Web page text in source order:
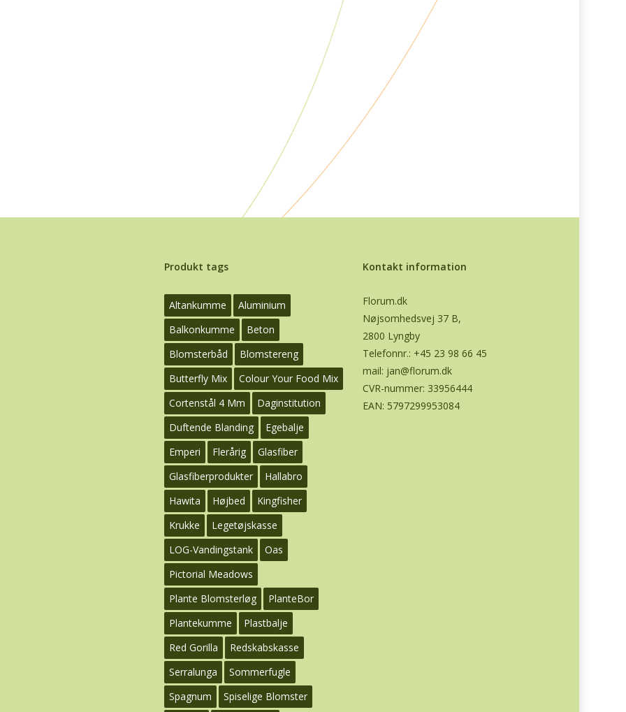
Produkt tags
Altankumme
Aluminium
Balkonkumme
Beton
Blomsterbåd
Blomstereng
Butterfly Mix
Colour Your Food Mix
Cortenstål 4 Mm
Daginstitution
Duftende Blanding
Egebalje
Emperi
Flerårig
Glasfiber
Glasfiberprodukter
Hallabro
Hawita
Højbed
Kingfisher
Krukke
Legetøjskasse
LOG-Vandingstank
Oas
Pictorial Meadows
Plante Blomsterløg
PlanteBor
Plantekumme
Plastbalje
Red Gorilla
Redskabskasse
Serralunga
Sommerfugle
Spagnum
Spiselige Blomster
Kontakt information
Florum.dk
Nøjsomhedsvej 37 B,
2800 Lyngby
Telefonnr.: +45 23 98 66 45
mail: jan@florum.dk
CVR-nummer: 33956444
EAN: 5797299953084